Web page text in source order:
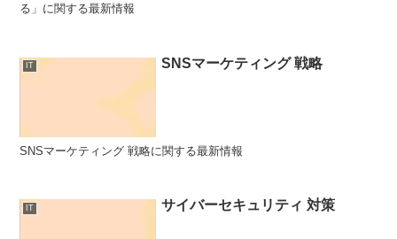
る」に関する最新情報
IT SNSマーケティング 戦略
SNSマーケティング 戦略に関する最新情報
IT サイバーセキュリティ 対策